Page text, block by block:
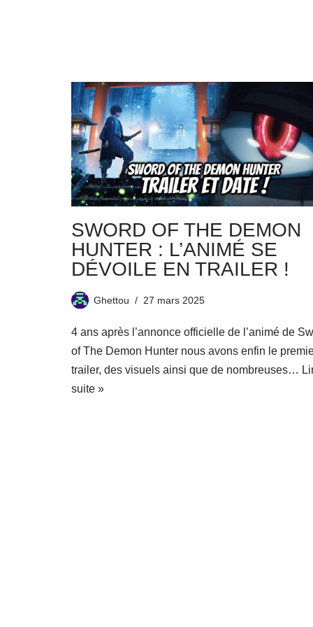
SWORD OF THE DEMON
HUNTER : L’ANIMÉ SE
DÉVOILE EN TRAILER !
Ghettou 27 mars 2025
4 ans après l’annonce officielle de l’animé de
of The Demon Hunter nous avons enfin le
trailer, des visuels ainsi que de nombreuses…
suite »